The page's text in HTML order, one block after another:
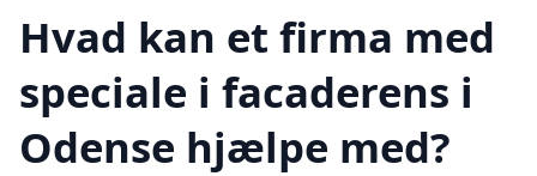
Hvad kan et firma med
speciale i facaderens i
Odense hjælpe med?